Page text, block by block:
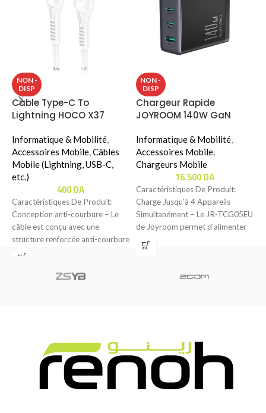
NON -
DISP
Cable Type-C To
Lightning HOCO X37
Informatique & Mobilité,
Accessoires Mobile,Câbles
Mobile (Lightning, USB-C,
etc.)
400DA
Caractéristiques De Produit:
Conception anti-courbure – Le
câble est conçu avec une
structure renforcée anti-courbure
pour offrir une meilleure
NON -
DISP
Chargeur Rapide
JOYROOM 140W GaN
Avec Cable 240W (JR-
TCG05EU)
Informatique & Mobilité,
Accessoires Mobile,
Chargeurs Mobile
16.500DA
Caractéristiques De Produit:
Charge Jusqu’à 4 Appareils
Simultanément – Le JR-TCG05EU
de Joyroom permet d’alimenter
jusqu’à quatre appareils en même